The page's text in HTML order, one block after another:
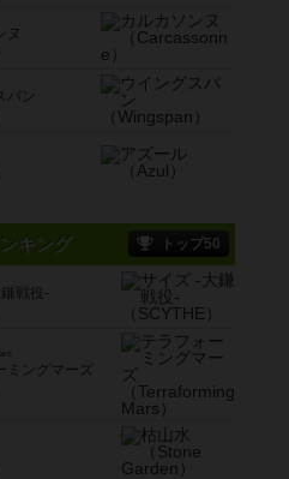
ヌ
パン
キング トップ50
戦役-
ミングマーズ